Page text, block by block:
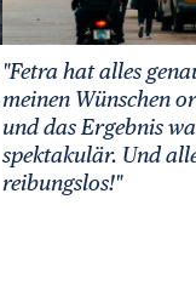
"Fetra hat alles
meinen Wünschen
und das Ergebnis
spektakulär. Und
reibungslos!"